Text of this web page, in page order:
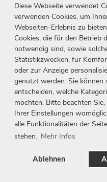
Diese Webseite verwendet
verwenden Cookies, um
Webseiten-Erlebnis zu
Cookies, die für den Betrieb
notwendig sind, sowie
Statistikzwecken, für
oder zur Anzeige
genutzt werden. Sie können
entscheiden, welche
möchten. Bitte beachten
Ihrer Einstellungen
alle Funktionalitäten der
stehen. Mehr Infos
Ablehnen